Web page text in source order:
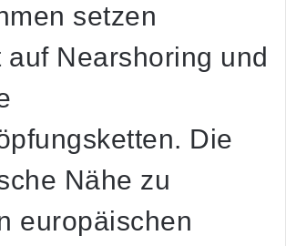
setzen
auf Nearshoring und
Die
Nähe zu
europäischen